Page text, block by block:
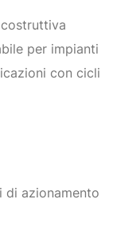
per impianti
con cicli
di azionamento